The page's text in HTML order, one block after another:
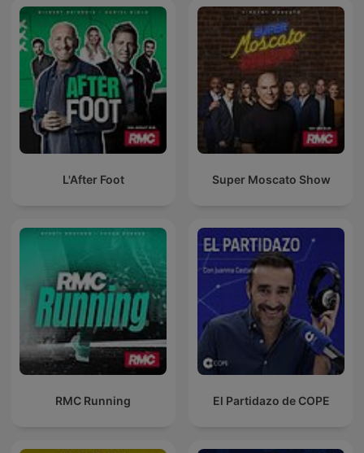
L'After Foot Super Moscato Show
RMC Running El Partidazo de COPE